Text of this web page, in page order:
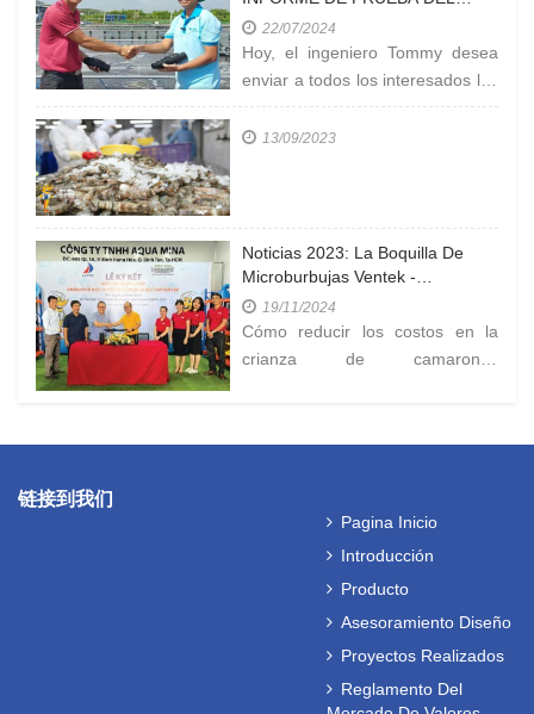
NIVEL DE ROCIADORES
VENTEK EN LA EXPLOTACIÓN
EN CÀ MAU
22/07/2024
Hoy, el ingeniero Tommy desea
enviar a todos los interesados los
resultados de la prueba de
medición de 'LA
13/09/2023
Noticias 2023: La Boquilla De
Microburbujas Ventek -
Dispositivo Eficiente Para La
Generación De Oxígeno En La
Cría De Camarones A Alta
19/11/2024
Cómo reducir los costos en la
crianza de camarones
链接到我们
Pagina Inicio
Introducción
Producto
Asesoramiento Diseño
Proyectos Realizados
Reglamento Del